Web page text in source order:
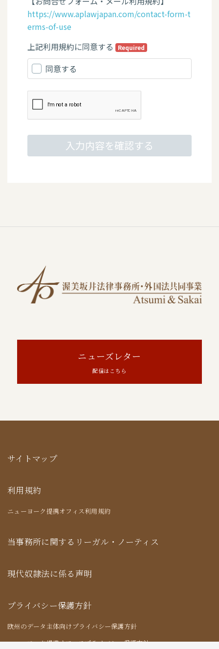
ニューズレター
配信はこちら
サイトマップ
利用規約
ニューヨーク提携オフィス利用規約
当事務所に関するリーガル・ノーティス
現代奴隷法に係る声明
プライバシー保護方針
欧州のデータ主体向けプライバシー保護方針
ニューヨーク提携オフィスプライバシー保護方針